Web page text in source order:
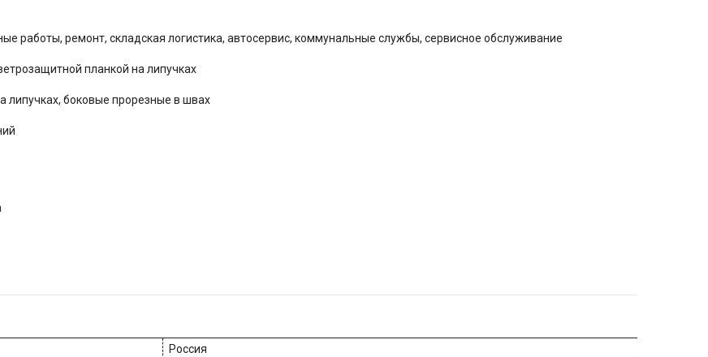
работы, ремонт, складская логистика, автосервис, коммунальные службы, сервисное обслуживание
планкой на липучках
липучках, боковые прорезные в швах
Россия